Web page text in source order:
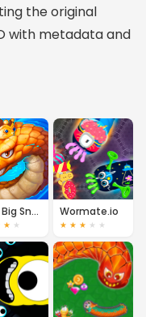
the original
with metadata and
Little Big Snake
★ ★
Wormate.io
★ ★ ★ ★ ★